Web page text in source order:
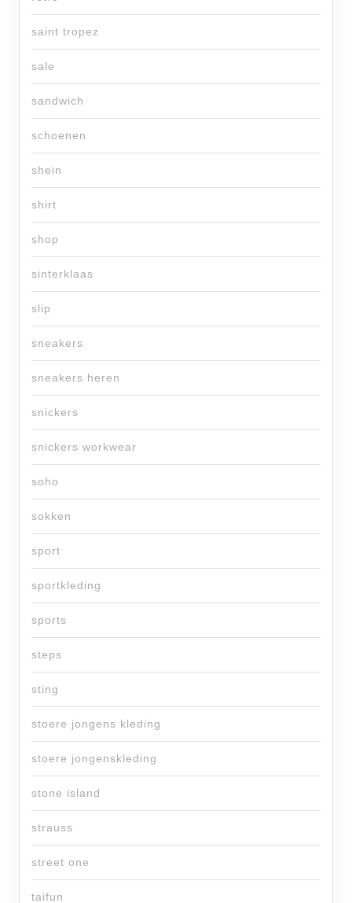
saint tropez
sale
sandwich
schoenen
shein
shirt
shop
sinterklaas
slip
sneakers
sneakers heren
snickers
snickers workwear
soho
sokken
sport
sportkleding
sports
steps
sting
stoere jongens kleding
stoere jongenskleding
stone island
strauss
street one
taifun